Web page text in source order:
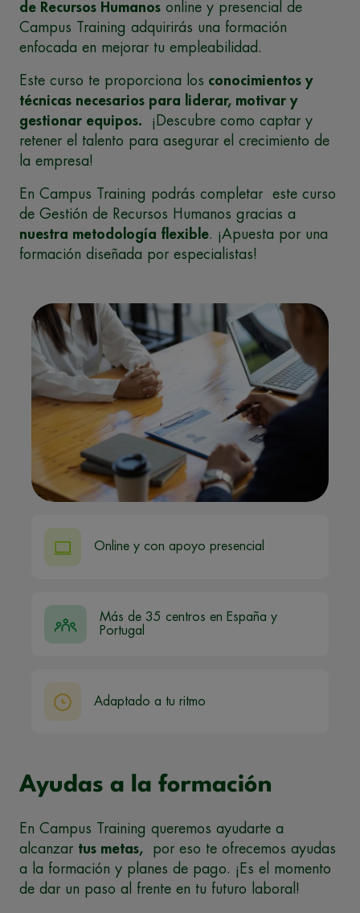
de Recursos Humanos online y presencial de
Campus Training adquirirás una formación
enfocada en mejorar tu empleabilidad.
Este curso te proporciona los conocimientos y
técnicas necesarios para liderar, motivar y
gestionar equipos. ¡Descubre como captar y
retener el talento para asegurar el crecimiento de
la empresa!
En Campus Training podrás completar este curso
de Gestión de Recursos Humanos gracias a
nuestra metodología flexible. ¡Apuesta por una
formación diseñada por especialistas!
Online y con apoyo presencial
Más de 35 centros en España y
Portugal
Adaptado a tu ritmo
Ayudas a la formación
En Campus Training queremos ayudarte a
alcanzar tus metas, por eso te ofrecemos ayudas
a la formación y planes de pago. ¡Es el momento
de dar un paso al frente en tu futuro laboral!